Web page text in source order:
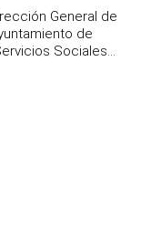
General de
de
Sociales...